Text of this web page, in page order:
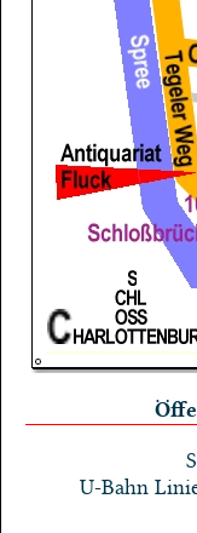
U-Bahn